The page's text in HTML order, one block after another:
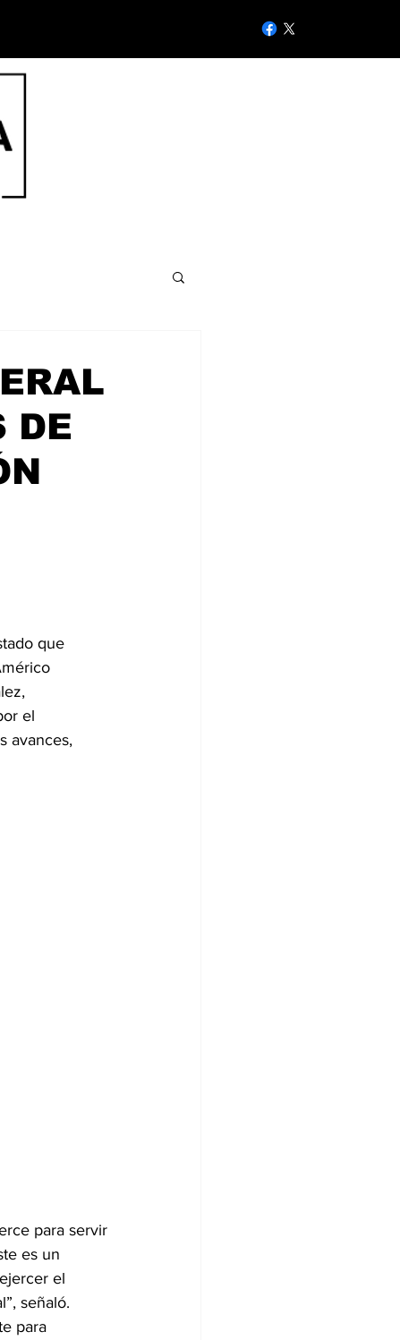
DE
que
el
avances,
para servir
es un
el
señaló.
para